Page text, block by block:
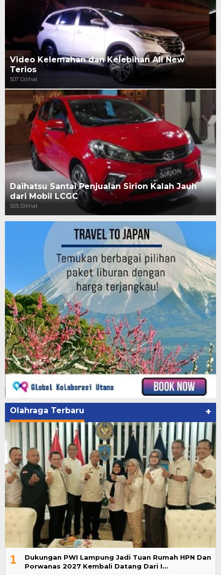
Video Kelemahan dan Kelebihan All New
Terios
507 Dilihat
Daihatsu Santai Penjualan Sirion Kalah Jauh
dari Mobil LCGC
505 Dilihat
Olahraga Terbaru +
1
Dukungan PWI Lampung Jadi Tuan Rumah HPN Dan
Porwanas 2027 Kembali Datang Dari I…